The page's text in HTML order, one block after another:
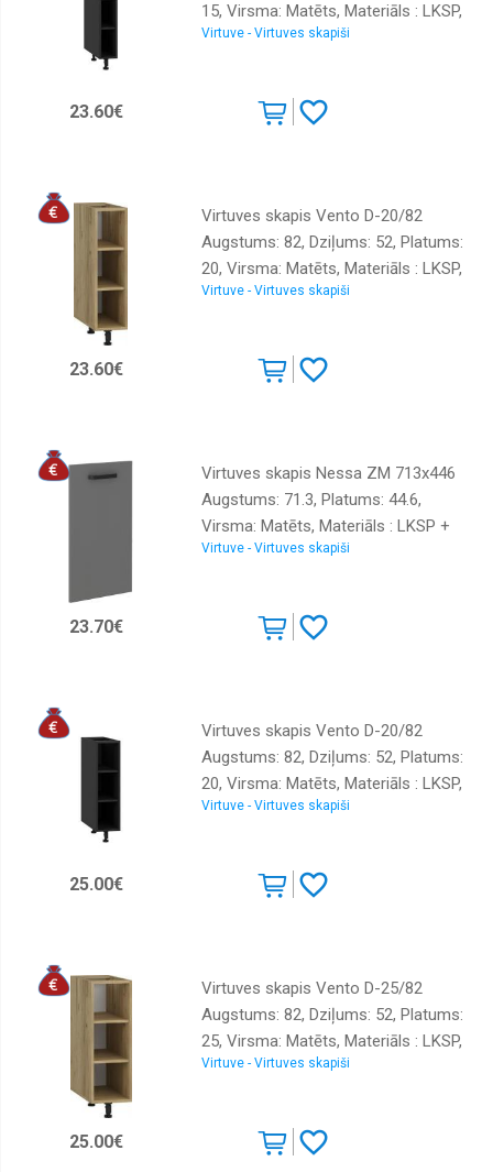
15, Virsma: Matēts, Materiāls : LKSP,
Krāsa: melns
Virtuve - Virtuves skapiši
23.60€
Virtuves skapis Vento D-20/82
Augstums: 82, Dziļums: 52, Platums:
20, Virsma: Matēts, Materiāls : LKSP,
Krāsa: ozols craft zelts
Virtuve - Virtuves skapiši
23.60€
Virtuves skapis Nessa ZM 713x446
Augstums: 71.3, Platums: 44.6,
Virsma: Matēts, Materiāls : LKSP +
melamīns, Krāsa: antracīts
Virtuve - Virtuves skapiši
23.70€
Virtuves skapis Vento D-20/82
Augstums: 82, Dziļums: 52, Platums:
20, Virsma: Matēts, Materiāls : LKSP,
Krāsa: melns
Virtuve - Virtuves skapiši
25.00€
Virtuves skapis Vento D-25/82
Augstums: 82, Dziļums: 52, Platums:
25, Virsma: Matēts, Materiāls : LKSP,
Krāsa: ozols craft zelts
Virtuve - Virtuves skapiši
25.00€